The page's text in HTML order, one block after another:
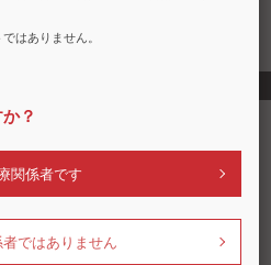
はありません。
？
関係者です
ではありません